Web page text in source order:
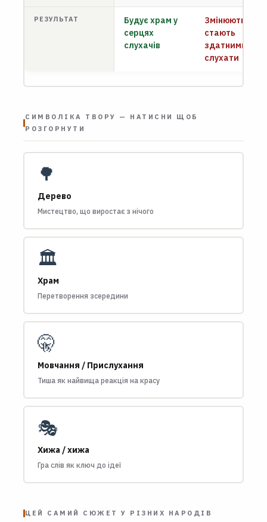
РЕЗУЛЬТАТ
Будує храм у
серцях
слухачів
Змінюються —
стають
здатними
слухати
СИМВОЛІКА ТВОРУ — НАТИСНИ ЩОБ
РОЗГОРНУТИ
🌳
Дерево
Мистецтво, що виростає з нічого
🏛️
Храм
Перетворення зсередини
🤫
Мовчання / Прислухання
Тиша як найвища реакція на красу
🎭
Хижа / хижа
Гра слів як ключ до ідеї
ЦЕЙ САМИЙ СЮЖЕТ У РІЗНИХ НАРОДІВ